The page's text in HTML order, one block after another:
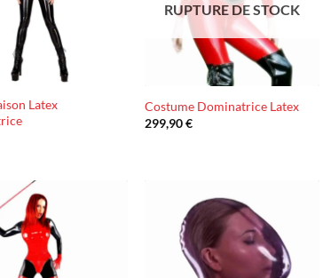
Latex
RUPTURE DE STOCK
Costume Dominatrice Latex
299,90€
Ajouter
à la liste
d’envies